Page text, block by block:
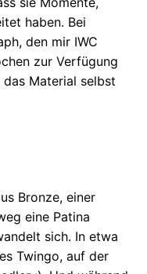
haben. Bei
den mir IWC
zur Verfügung
Material selbst
Bronze, einer
eine Patina
sich. In etwa
Twingo, auf der